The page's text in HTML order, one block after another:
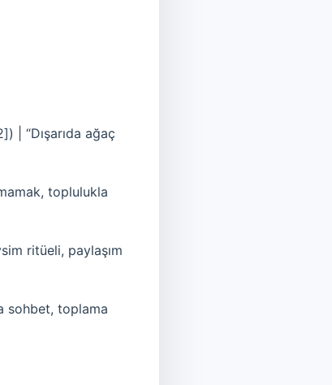
| “Dışarıda ağaç
toplulukla
ritüeli, paylaşım
sohbet, toplama